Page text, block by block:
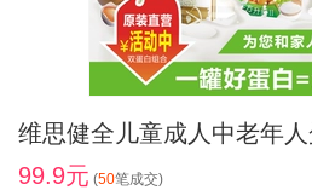
维思健全儿童成人中老年
99.9元 (50笔成交)